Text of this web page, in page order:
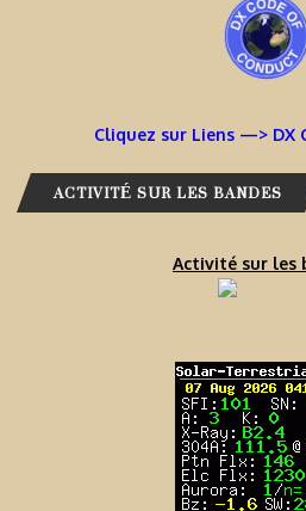
Cliquez sur Liens —> DX
ACTIVITÉ SUR LES BANDES
Activité sur les